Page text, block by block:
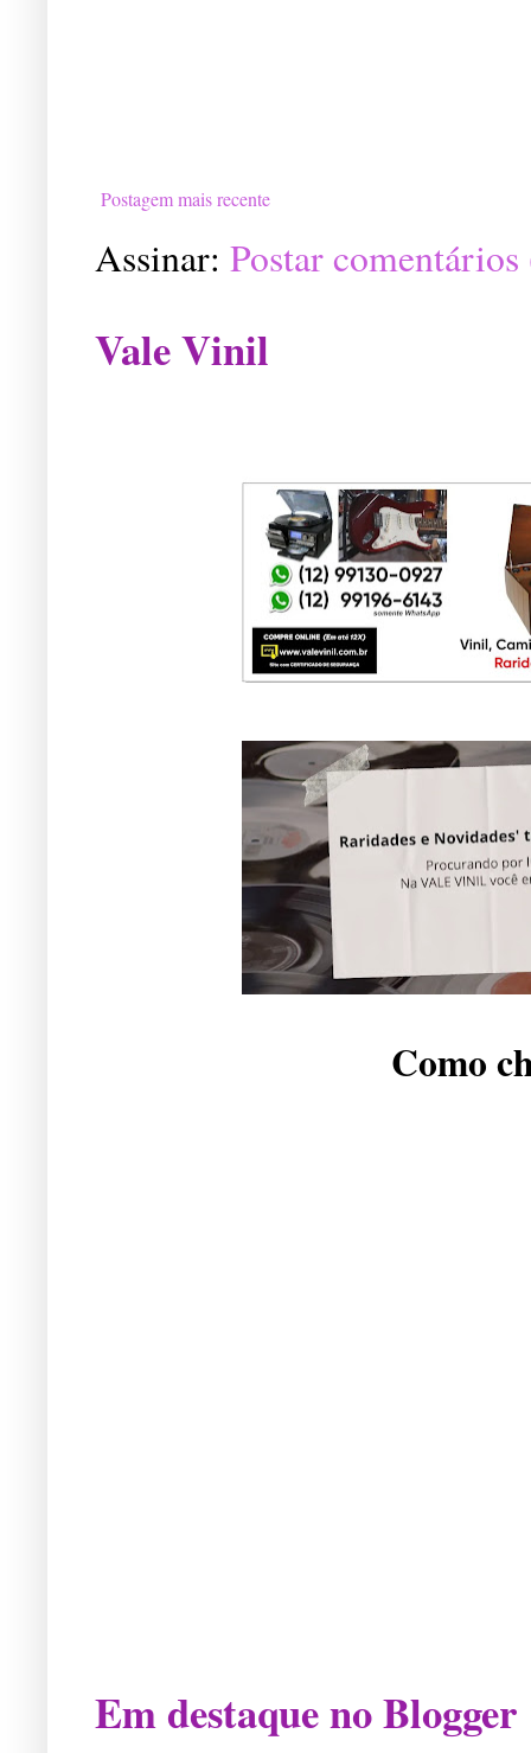
Postagem mais recente
Assinar: Postar
Vale Vinil
Como
Em destaque no Blogger